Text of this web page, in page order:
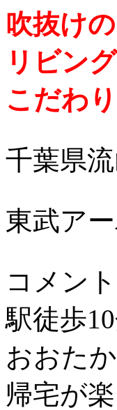
吹抜け
リビン
こだわ
千葉県
東武ア
コメント
駅徒歩
おおた
帰宅が